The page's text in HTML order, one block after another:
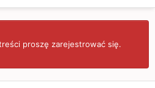
proszę zarejestrować się.